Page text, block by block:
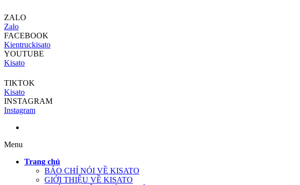
ZALO
Zalo
FACEBOOK
Kientruckisato
YOUTUBE
Kisato
TIKTOK
Kisato
INSTAGRAM
Instagram
Menu
Trang chủ
BÁO CHÍ NÓI VỀ KISATO
GIỚI THIỆU VỀ KISATO